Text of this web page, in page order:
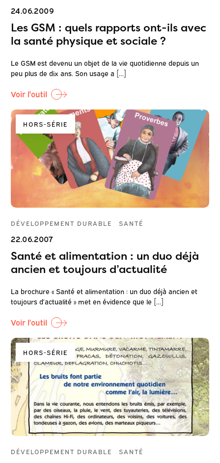
24.06.2009
Les GSM : quels rapports ont-ils avec
la santé physique et sociale ?
Le GSM est devenu un objet de la vie quotidienne depuis un
peu plus de dix ans. Son usage a […]
Voir l'outil
HORS-SÉRIE
DÉVELOPPEMENT DURABLE SANTÉ
22.06.2007
Santé et alimentation : un duo déjà
ancien et toujours d’actualité
La brochure « Santé et alimentation : un duo déjà ancien et
toujours d’actualité » met en évidence que le […]
Voir l'outil
HORS-SÉRIE
DÉVELOPPEMENT DURABLE SANTÉ